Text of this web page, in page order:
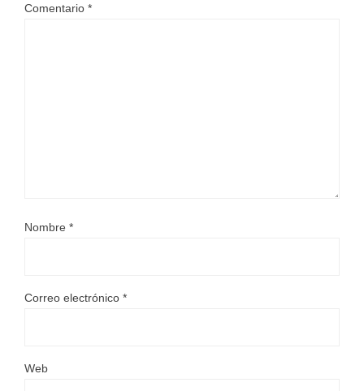
Comentario *
Nombre *
Correo electrónico *
Web